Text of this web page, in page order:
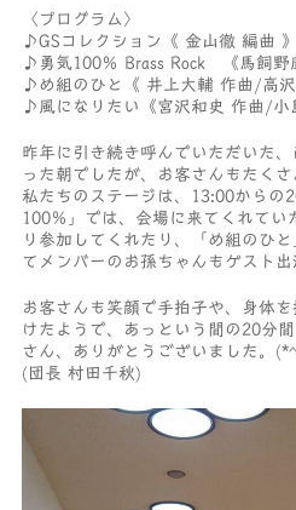
〈プログラム〉
♪GSコレクション《 金山徹 編曲 》
♪勇気100％ Brass Rock 《馬飼野
♪め組のひと《 井上大輔 作曲/高沢
♪風になりたい《宮沢和史 作曲/小
昨年に引き続き呼んでいただいた
った朝でしたが、お客さんもたく
私たちのステージは、13:00からの
100％」では、会場に来てくれてい
り参加してくれたり、「め組のひ
てメンバーのお孫ちゃんもゲスト出
お客さんも笑顔で手拍子や、身体
けたようで、あっという間の20分
さん、ありがとうございました。
(団長 村田千秋)